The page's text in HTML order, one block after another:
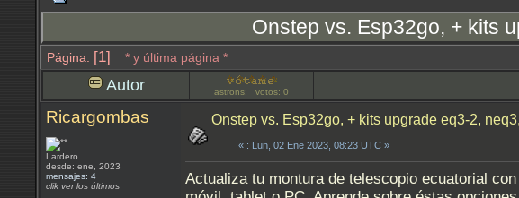
Onstep vs. Esp32go, + kits
Página: [1] * y última página *
Autor astrons: votos: 0
Ricargombas
Lardero
desde: ene, 2023
mensajes: 4
clik ver los últimos
Onstep vs. Esp32go, + kits upgrade eq3-2,
« : Lun, 02 Ene 2023, 08:23 UTC »
Actualiza tu montura de telescopio ecuatorial